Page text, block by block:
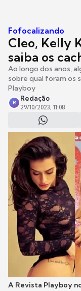
Fofocalizando
Cleo, Kelly
saiba os
Ao longo dos anos,
sobre qual foram os
Playboy
R
Redação
29/10/2023, 11:08
A Revista Playboy